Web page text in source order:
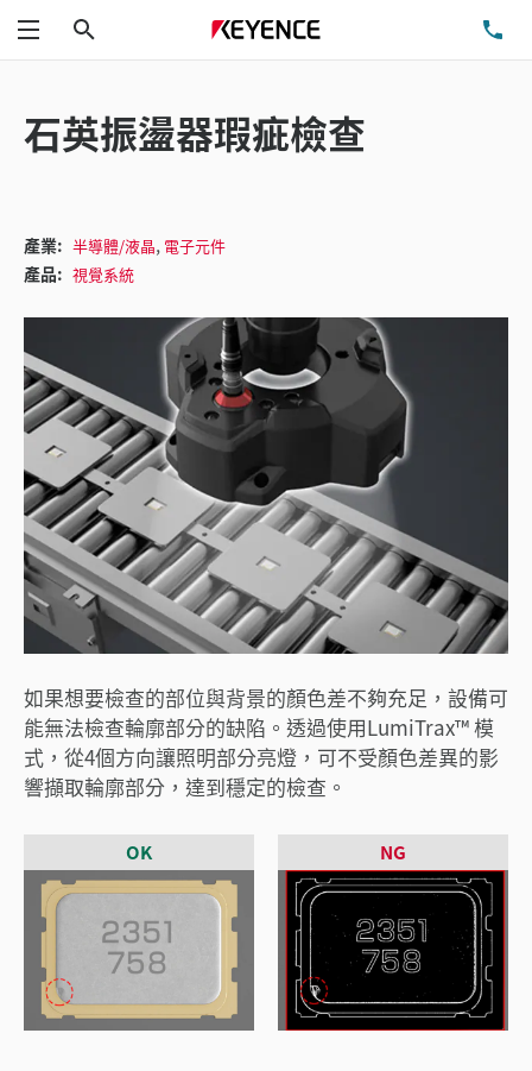
功能表
石英振盪器瑕疵檢查
產業: 半導體/液晶, 電子元件
產品: 視覺系統
如果想要檢查的部位與背景的顏色差不夠充足，設備可
能無法檢查輪廓部分的缺陷。透過使用LumiTrax™ 模
式，從4個方向讓照明部分亮燈，可不受顏色差異的影
響擷取輪廓部分，達到穩定的檢查。
OK NG